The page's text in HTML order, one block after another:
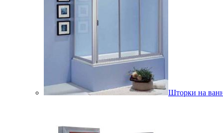
Шторки на